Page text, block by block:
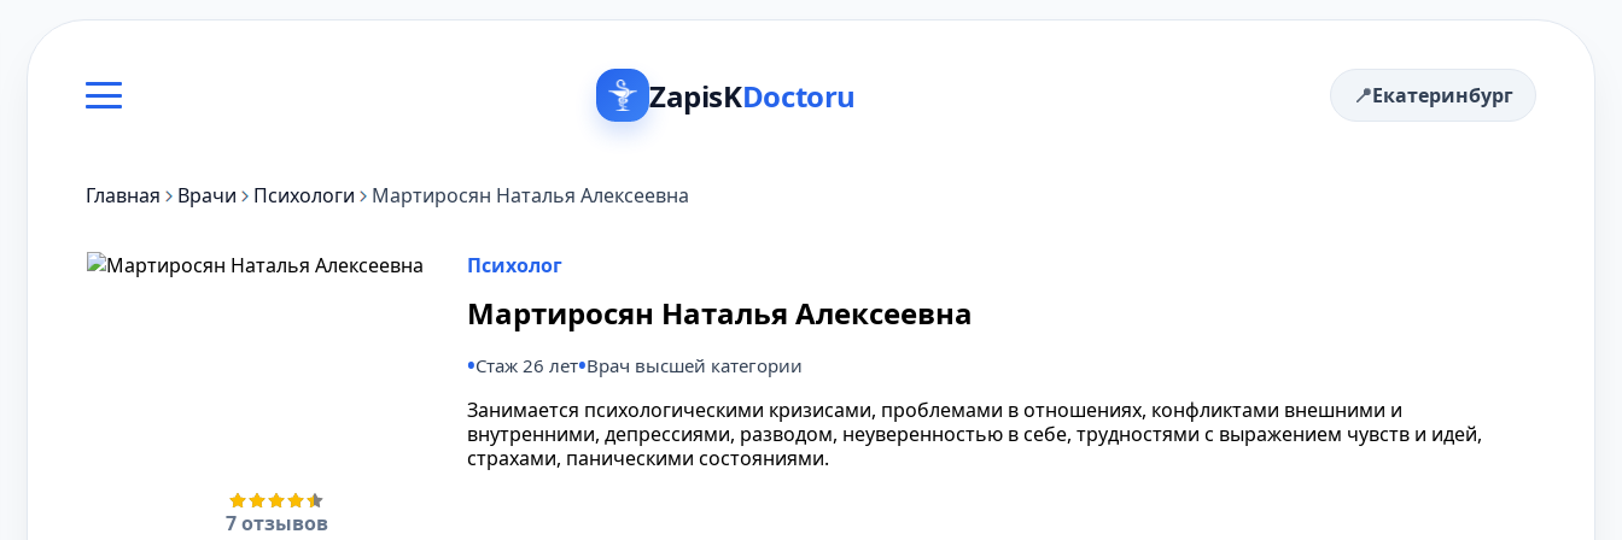
ZapisKDoctoru Екатеринбург
Главная Врачи Психологи Мартиросян Наталья Алексеевна
7 отзывов
Психолог
Мартиросян Наталья Алексеевна
Стаж 26 лет Врач высшей категории
Занимается психологическими кризисами, проблемами в отношениях, конфликтами внешними и
внутренними, депрессиями, разводом, неуверенностью в себе, трудностями с выражением чувств и идей,
страхами, паническими состояниями.